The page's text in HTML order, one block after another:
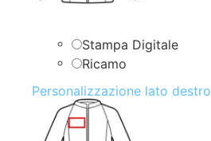
Stampa Digitale
Ricamo
Personalizzazione lato destro